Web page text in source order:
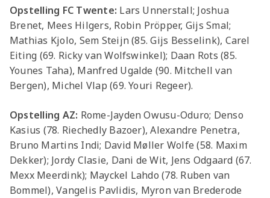
Opstelling FC Twente: Lars Unnerstall; Joshua
Brenet, Mees Hilgers, Robin Pröpper, Gijs Smal;
Mathias Kjolo, Sem Steijn (85. Gijs Besselink), Carel
Eiting (69. Ricky van Wolfswinkel); Daan Rots (85.
Younes Taha), Manfred Ugalde (90. Mitchell van
Bergen), Michel Vlap (69. Youri Regeer).
Opstelling AZ: Rome-Jayden Owusu-Oduro; Denso
Kasius (78. Riechedly Bazoer), Alexandre Penetra,
Bruno Martins Indi; David Møller Wolfe (58. Maxim
Dekker); Jordy Clasie, Dani de Wit, Jens Odgaard (67.
Mexx Meerdink); Mayckel Lahdo (78. Ruben van
Bommel), Vangelis Pavlidis, Myron van Brederode